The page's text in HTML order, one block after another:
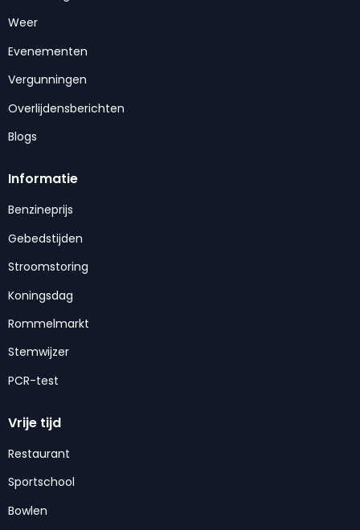
Weer
Evenementen
Vergunningen
Overlijdensberichten
Blogs
Informatie
Benzineprijs
Gebedstijden
Stroomstoring
Koningsdag
Rommelmarkt
Stemwijzer
PCR-test
Vrije tijd
Restaurant
Sportschool
Bowlen